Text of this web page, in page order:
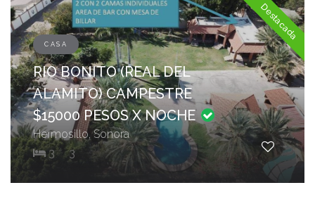
Destacada
CASA
RIO BONITO (REAL DEL
ALAMITO) CAMPESTRE
$15000 PESOS X NOCHE
Hermosillo, Sonora
3
3